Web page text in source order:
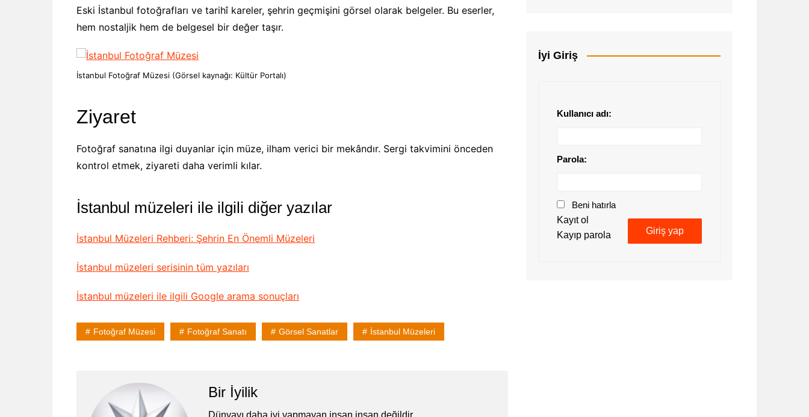
Eski İstanbul fotoğrafları ve tarihî kareler, şehrin geçmişini görsel olarak belgeler. Bu eserler,
hem nostaljik hem de belgesel bir değer taşır.
İstanbul Fotoğraf Müzesi (Görsel kaynağı: Kültür Portalı)
Ziyaret
Fotoğraf sanatına ilgi duyanlar için müze, ilham verici bir mekândır. Sergi takvimini önceden
kontrol etmek, ziyareti daha verimli kılar.
İstanbul müzeleri ile ilgili diğer yazılar
İstanbul Müzeleri Rehberi: Şehrin En Önemli Müzeleri
İstanbul müzeleri serisinin tüm yazıları
İstanbul müzeleri ile ilgili Google arama sonuçları
Fotoğraf Müzesi Fotoğraf Sanatı Görsel Sanatlar İstanbul Müzeleri
Bir İyilik
Dünyayı daha iyi yapmayan insan insan değildir.
İyi Giriş
Kullanıcı adı:
Parola:
Beni hatırla
Giriş yap
Kayıt ol
Kayıp parola